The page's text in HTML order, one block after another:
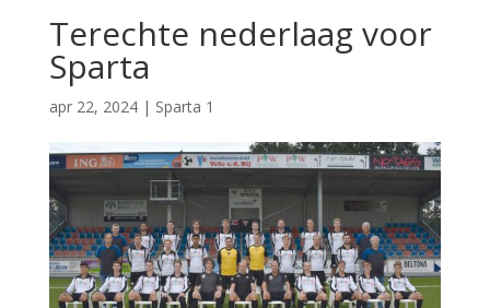
Terechte nederlaag voor
Sparta
apr 22, 2024| Sparta 1